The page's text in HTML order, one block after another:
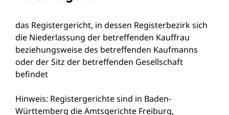
das Registergericht, in dessen Registerbezirk sich
die Niederlassung der betreffenden Kauffrau
beziehungsweise des betreffenden Kaufmanns
oder der Sitz der betreffenden Gesellschaft
befindet
Hinweis: Registergerichte sind in Baden-
Württemberg die Amtsgerichte Freiburg,